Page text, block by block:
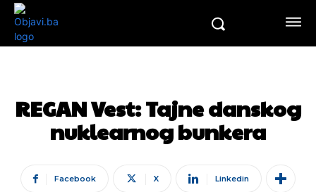
REGAN Vest: Tajne danskog
nuklearnog bunkera
Facebook X Linkedin